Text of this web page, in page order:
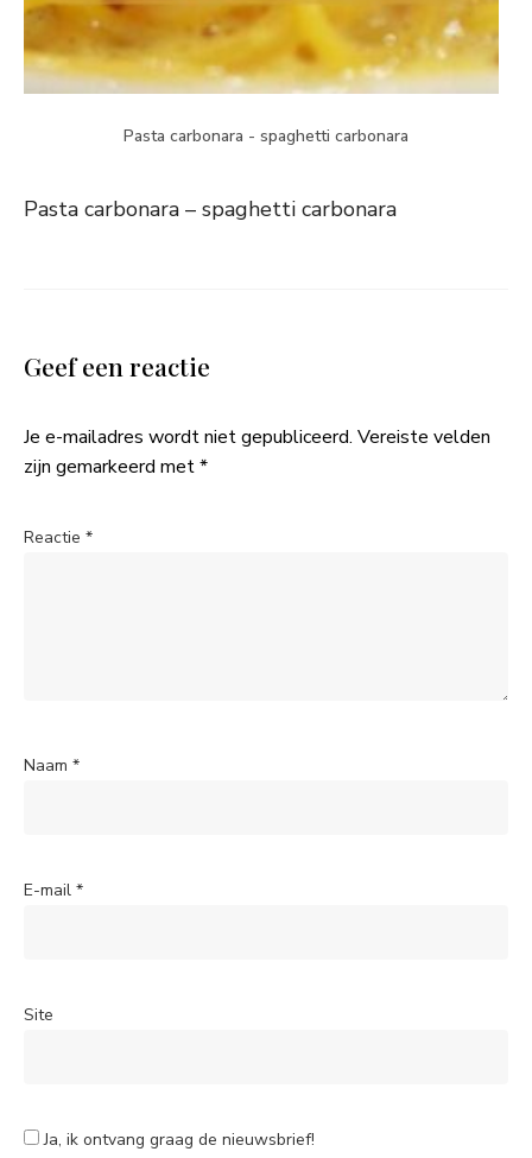
Pasta carbonara - spaghetti carbonara
Pasta carbonara – spaghetti carbonara
Geef een reactie
Je e-mailadres wordt niet gepubliceerd. Vereiste velden
zijn gemarkeerd met*
Reactie *
Naam *
E-mail *
Site
Ja, ik ontvang graag de nieuwsbrief!